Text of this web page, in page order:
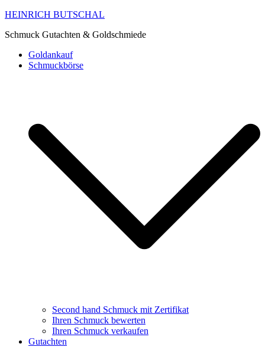
HEINRICH BUTSCHAL
Schmuck Gutachten & Goldschmiede
Goldankauf
Schmuckbörse
Second hand Schmuck mit Zertifikat
Ihren Schmuck bewerten
Ihren Schmuck verkaufen
Gutachten